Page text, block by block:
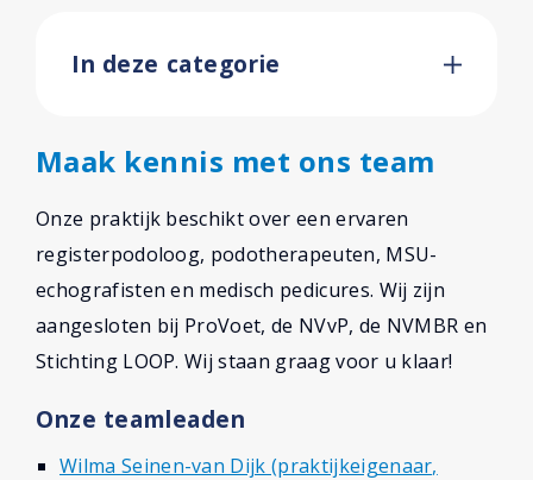
Eline van de Riet
Daniëlle Beltman
Bert Seinen
Contact
In deze categorie
Maak kennis met ons team
Onze praktijk beschikt over een ervaren
registerpodoloog, podotherapeuten, MSU-
echografisten en medisch pedicures. Wij zijn
aangesloten bij ProVoet, de NVvP, de NVMBR en
Stichting LOOP. Wij staan graag voor u klaar!
Onze teamleaden
Wilma Seinen-van Dijk (praktijkeigenaar,